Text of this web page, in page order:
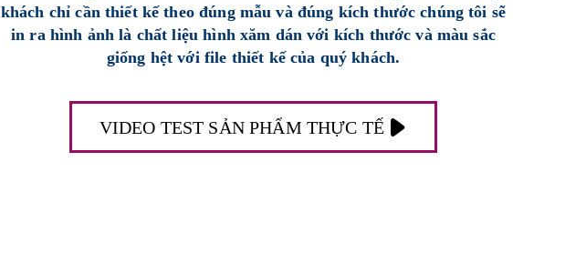
khách chỉ cần thiết kế theo đúng mẫu và đúng kích thước chúng tôi sẽ
in ra hình ảnh là chất liệu hình xăm dán với kích thước và màu sắc
giống hệt với file thiết kế của quý khách.
VIDEO TEST SẢN PHẨM THỰC TẾ